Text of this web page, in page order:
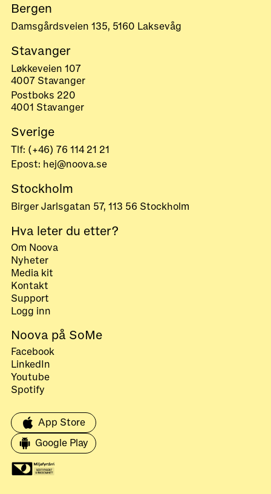
Bergen
Damsgårdsveien 135, 5160 Laksevåg
Stavanger
Løkkeveien 107
4007 Stavanger
Postboks 220
4001 Stavanger
Sverige
Tlf: (+46) 76 114 21 21
Epost: hej@noova.se
Stockholm
Birger Jarlsgatan 57, 113 56 Stockholm
Hva leter du etter?
Om Noova
Nyheter
Media kit
Kontakt
Support
Logg inn
Noova på SoMe
Facebook
LinkedIn
Youtube
Spotify
App Store
Google Play